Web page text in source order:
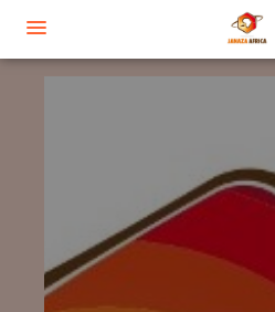
DÉMARCHES ADMINISTRATIVES
TRANSPORT
TOILETTE RITUELLE
SERVICES AUX FAMILLES
NOS AGENCES
AGENCE DE TRAPPES
NOS FORMATIONS